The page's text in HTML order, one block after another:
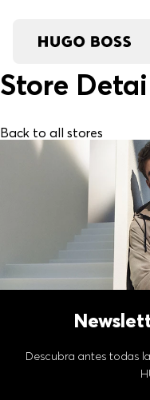
Store
Back to all stores
Descubra antes todas
Asistente Virtual
en línea